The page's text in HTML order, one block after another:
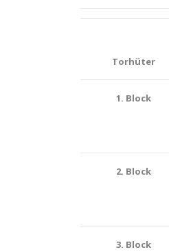
Torhüter
1. Block
2. Block
3. Block